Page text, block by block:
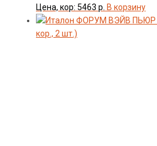
Цена, кор: 5463 р. В корзину